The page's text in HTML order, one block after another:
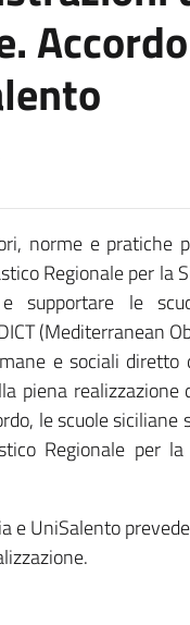
norme e
Regionale per
e supportare le
(Mediterranean
e sociali
piena
le scuole
Regionale per
e UniSalento